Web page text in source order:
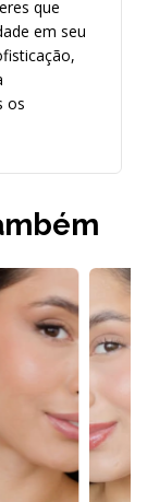
que
em seu
os